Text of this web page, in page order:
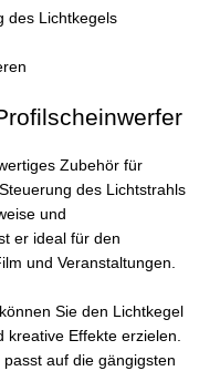
des Lichtkegels
Zubehör für
des Lichtstrahls
und
er ideal für den
und Veranstaltungen.
Sie den Lichtkegel
kreative Effekte erzielen.
auf die gängigsten